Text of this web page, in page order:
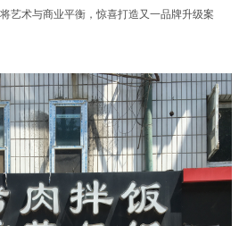
艺术与商业平衡，惊喜打造又一品牌升级案